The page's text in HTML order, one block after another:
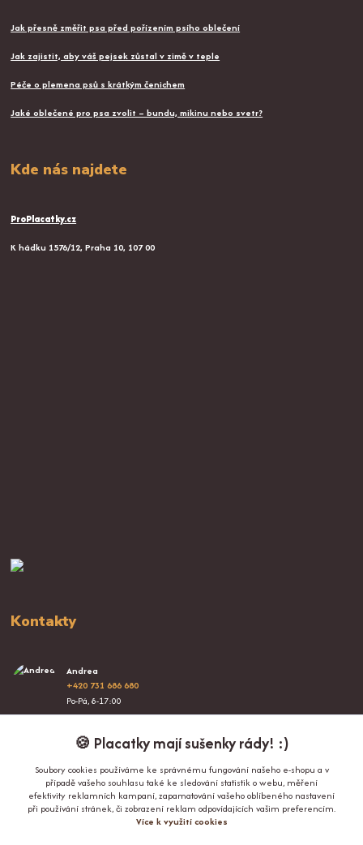
Jak přesně změřit psa před pořízením psího oblečení
Jak zajistit, aby váš pejsek zůstal v zimě v teple
Péče o plemena psů s krátkým čenichem
Jaké oblečené pro psa zvolit – bundu, mikinu nebo svetr?
Kde nás najdete
ProPlacatky.cz
K hádku 1576/12, Praha 10, 107 00
Kontakty
Andrea
+420 731 686 680
Po-Pá, 8-17:00
info@proplacatky.cz🍪 Placatky mají sušenky rády! :)
Soubory cookies používáme ke správnému fungování našeho e-shopu a v
případě vašeho souhlasu také ke sledování statistik o webu, měření
efektivity reklamních kampaní, zapamatování vašeho oblíbeného nastavení
při používání stránek, či zobrazení reklam odpovídajících vašim preferencím.
Více k využití cookies